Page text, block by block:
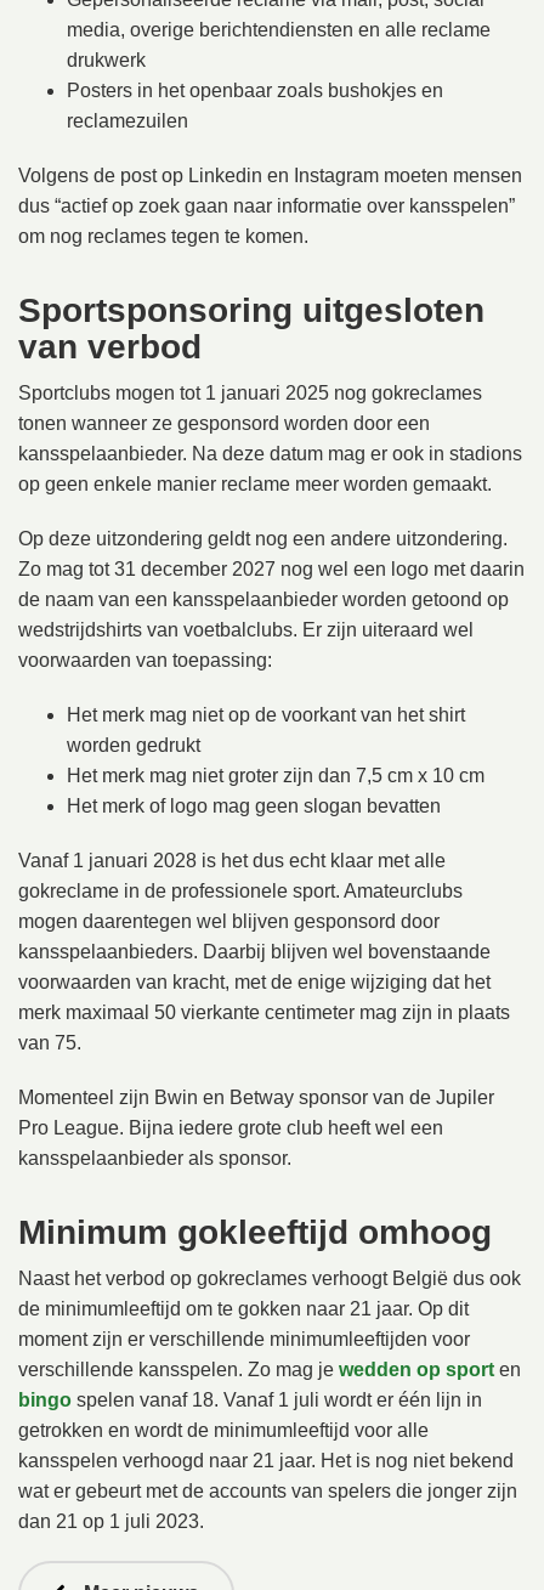
media, overige berichtendiensten en alle reclame
drukwerk
Posters in het openbaar zoals bushokjes en
reclamezuilen
Volgens de post op Linkedin en Instagram moeten mensen
dus “actief op zoek gaan naar informatie over kansspelen”
om nog reclames tegen te komen.
Sportsponsoring uitgesloten
van verbod
Sportclubs mogen tot 1 januari 2025 nog gokreclames
tonen wanneer ze gesponsord worden door een
kansspelaanbieder. Na deze datum mag er ook in stadions
op geen enkele manier reclame meer worden gemaakt.
Op deze uitzondering geldt nog een andere uitzondering.
Zo mag tot 31 december 2027 nog wel een logo met daarin
de naam van een kansspelaanbieder worden getoond op
wedstrijdshirts van voetbalclubs. Er zijn uiteraard wel
voorwaarden van toepassing:
Het merk mag niet op de voorkant van het shirt
worden gedrukt
Het merk mag niet groter zijn dan 7,5 cm x 10 cm
Het merk of logo mag geen slogan bevatten
Vanaf 1 januari 2028 is het dus echt klaar met alle
gokreclame in de professionele sport. Amateurclubs
mogen daarentegen wel blijven gesponsord door
kansspelaanbieders. Daarbij blijven wel bovenstaande
voorwaarden van kracht, met de enige wijziging dat het
merk maximaal 50 vierkante centimeter mag zijn in plaats
van 75.
Momenteel zijn Bwin en Betway sponsor van de Jupiler
Pro League. Bijna iedere grote club heeft wel een
kansspelaanbieder als sponsor.
Minimum gokleeftijd omhoog
Naast het verbod op gokreclames verhoogt België dus ook
de minimumleeftijd om te gokken naar 21 jaar. Op dit
moment zijn er verschillende minimumleeftijden voor
verschillende kansspelen. Zo mag je wedden op sport en
bingo spelen vanaf 18. Vanaf 1 juli wordt er één lijn in
getrokken en wordt de minimumleeftijd voor alle
kansspelen verhoogd naar 21 jaar. Het is nog niet bekend
wat er gebeurt met de accounts van spelers die jonger zijn
dan 21 op 1 juli 2023.